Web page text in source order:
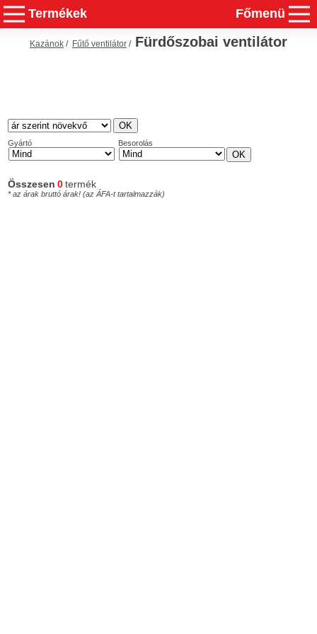
Termékek Főmenü
Kazánok / Fűtő ventilátor / Fürdőszobai ventilátor
Gyártó Besorolás
Összesen 0 termék
* az árak bruttó árak! (az ÁFA-t tartalmazzák)